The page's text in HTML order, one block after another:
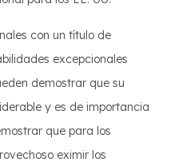
con un título de
excepcionales
demostrar que su
y es de importancia
que para los
eximir los